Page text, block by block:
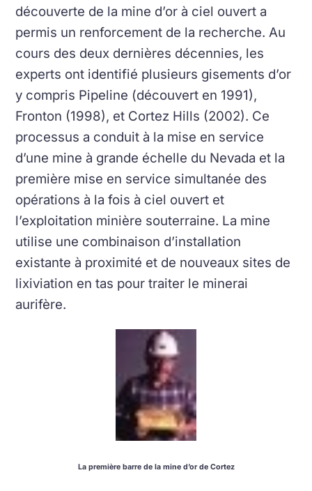
découverte de la mine d’or à ciel ouvert a
permis un renforcement de la recherche. Au
cours des deux dernières décennies, les
experts ont identifié plusieurs gisements d’or
y compris Pipeline (découvert en 1991),
Fronton (1998), et Cortez Hills (2002). Ce
processus a conduit à la mise en service
d’une mine à grande échelle du Nevada et la
première mise en service simultanée des
opérations à la fois à ciel ouvert et
l’exploitation minière souterraine. La mine
utilise une combinaison d’installation
existante à proximité et de nouveaux sites de
lixiviation en tas pour traiter le minerai
aurifère.
La première barre de la mine d’or de Cortez